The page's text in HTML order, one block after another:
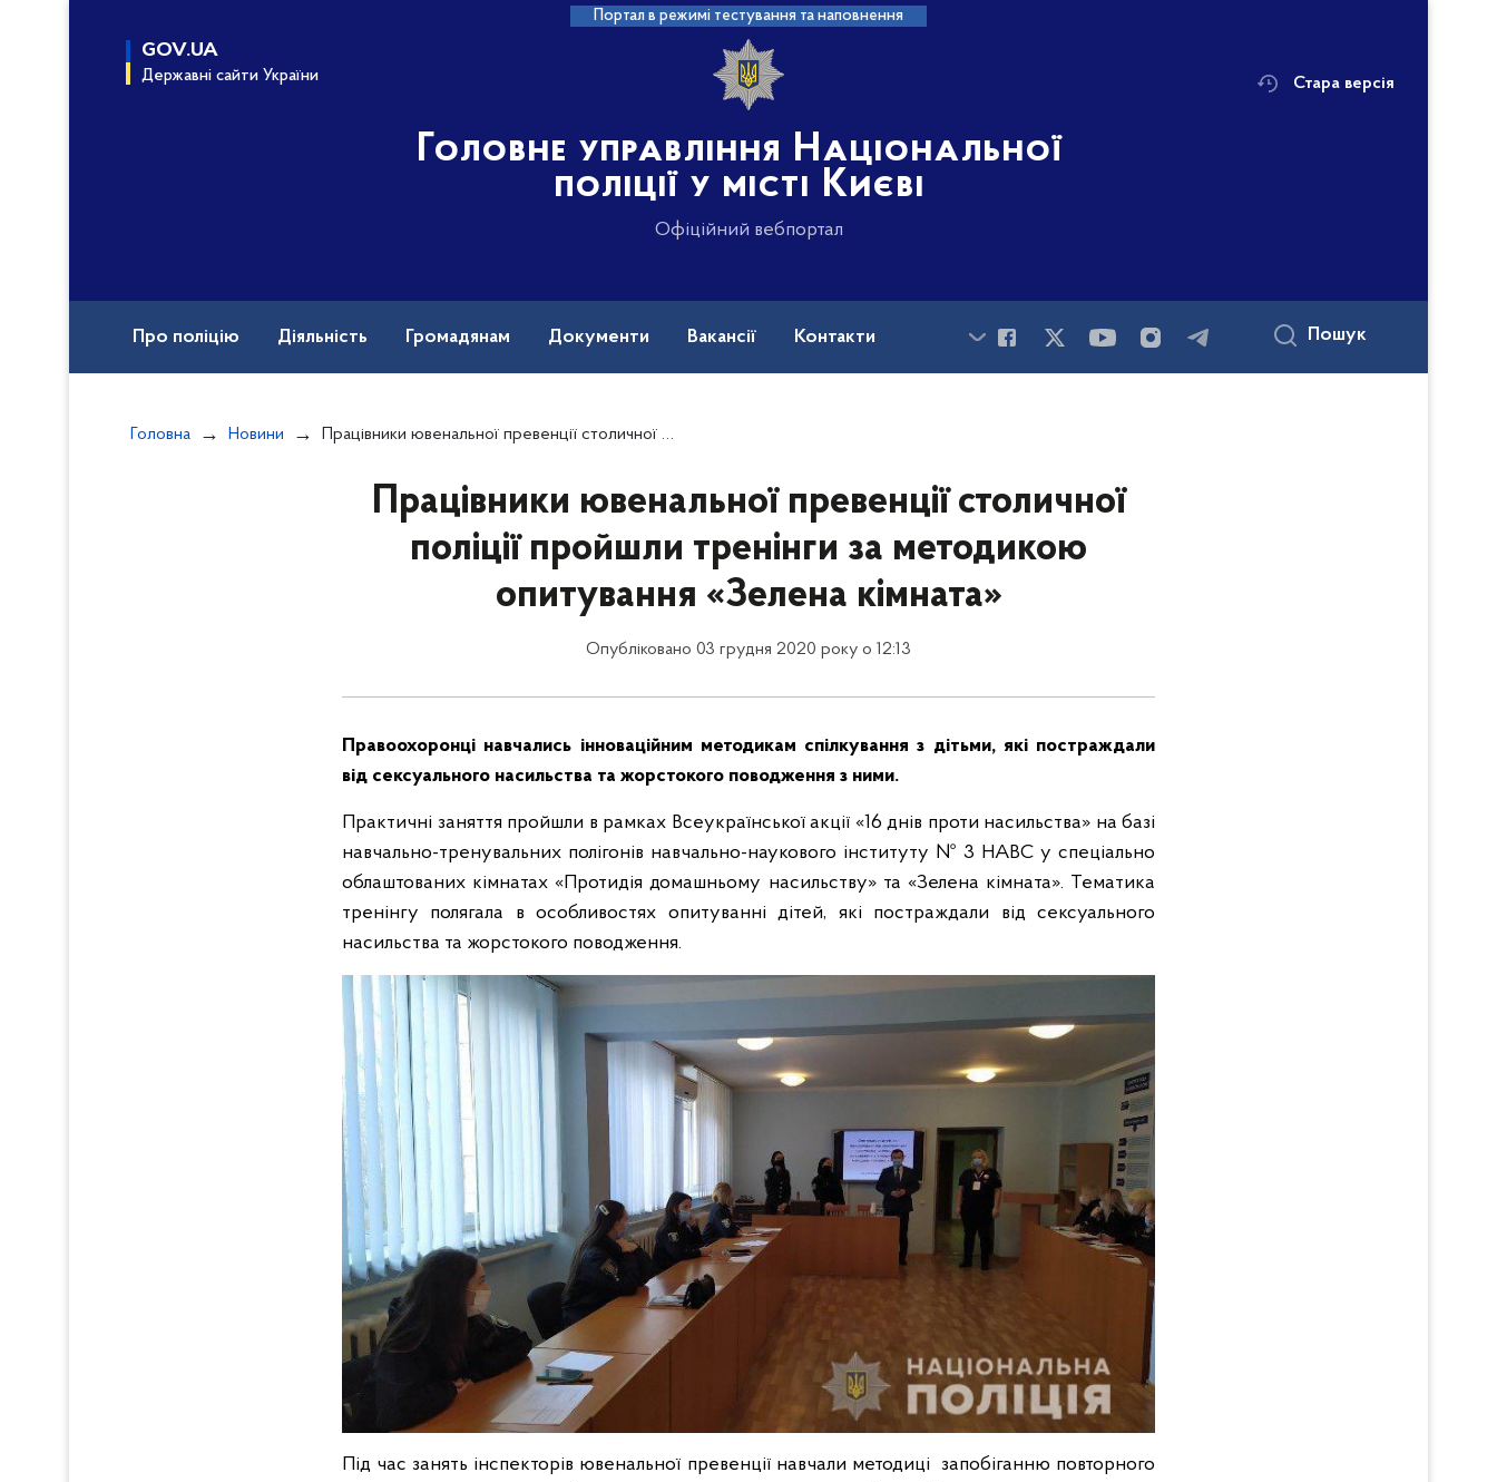
Портал в режимі тестування та наповнення
GOV.UA
Державні сайти України
Головне управління Національної
поліції у місті Києві
Офіційний вебпортал
Стара версія
Про поліцію Діяльність Громадянам Документи Вакансії Контакти Пошук
Головна Новини Працівники ювенальної превенції столичної поліції пройшли тренінги за методикою опитування «Зелена кімната»
Працівники ювенальної превенції столичної
поліції пройшли тренінги за методикою
опитування «Зелена кімната»
Опубліковано 03 грудня 2020 року о 12:13
Правоохоронці навчались інноваційним методикам спілкування з дітьми, які постраждали
від сексуального насильства та жорстокого поводження з ними.
Практичні заняття пройшли в рамках Всеукраїнської акції «16 днів проти насильства» на базі
навчально-тренувальних полігонів навчально-наукового інституту № 3 НАВС у спеціально
облаштованих кімнатах «Протидія домашньому насильству» та «Зелена кімната». Тематика
тренінгу полягала в особливостях опитуванні дітей, які постраждали від сексуального
насильства та жорстокого поводження.
Під час занять інспекторів ювенальної превенції навчали методиці запобіганню повторного